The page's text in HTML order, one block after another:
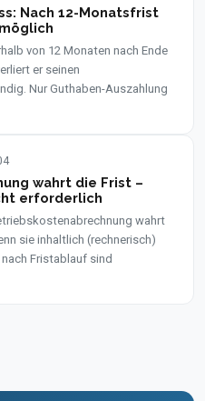
Nach 12-Monatsfrist
von 12 Monaten nach Ende
er seinen
Nur Guthaben-Auszahlung
wahrt die Frist –
erforderlich
wahrt
sie inhaltlich (rechnerisch)
Fristablauf sind